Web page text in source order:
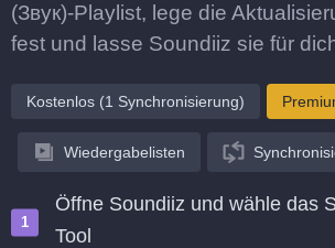
(Звук)-Playlist, lege die
fest und lasse Soundiiz sie für
Kostenlos (1 Synchronisierung)
Wiedergabelisten
Öffne Soundiiz und wähle das
Tool